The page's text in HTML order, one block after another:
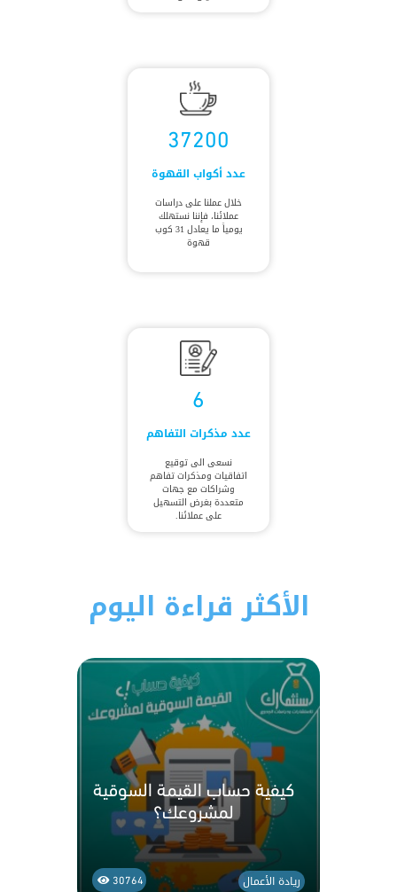
37200
عدد أكواب القهوة
خلال عملنا على دراسات
عملائنا، فإننا نستهلك
يومياً ما يعادل 31 كوب
قهوة
6
عدد مذكرات التفاهم
نسعى الى توقيع
اتفاقيات ومذكرات تفاهم
وشراكات مع جهات
متعددة بغرض التسهيل
على عملائنا.
الأكثر قراءة اليوم
كيفية حساب القيمة السوقية
لمشروعك؟
30764 ريادة الأعمال